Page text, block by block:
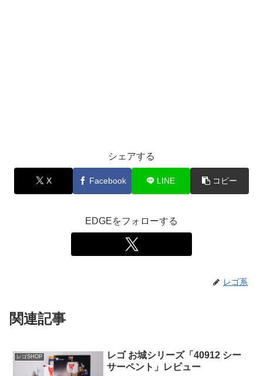
シェアする
X Facebook LINE コピー
EDGEをフォローする
レゴ系
関連記事
レゴSHOP
レゴ お城シリーズ「40912 シー
サーペント」レビュー